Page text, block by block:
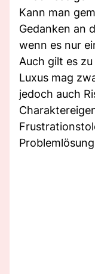
Kann man
Gedanken an
wenn es nur
Auch gilt es
Luxus mag
jedoch auch